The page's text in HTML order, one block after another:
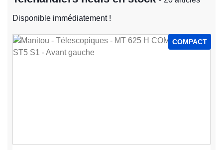
Disponible immédiatement !
COMPACT